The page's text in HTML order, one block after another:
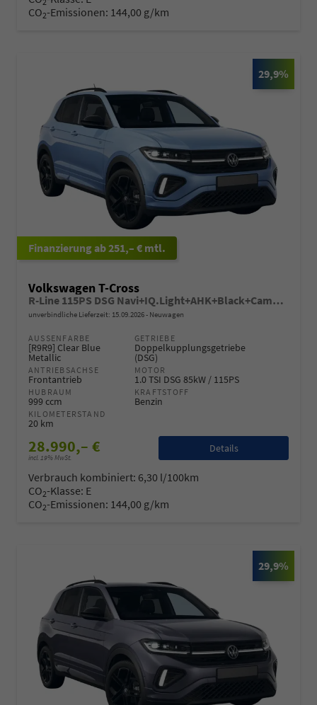
CO2-Emissionen: 144,00 g/km
29,9%
ab 251,– € mtl.
Volkswagen T-Cross
R-Line 115PS DSG Navi+IQ.Light+AHK+Black+Cam+Keyless+Side+Climatronic+Parklenk
unverbindliche Lieferzeit: 15.09.2026 Neuwagen
AUSSENFARBE
[R9R9] Clear Blue
Metallic
GETRIEBE
Doppelkupplungsgetriebe
(DSG)
ANTRIEBSACHSE
Frontantrieb
MOTOR
1.0 TSI DSG 85kW / 115PS
HUBRAUM
999 ccm
KRAFTSTOFF
Benzin
KILOMETERSTAND
20 km
28.990,– €
incl. 19% MwSt.
Details
Verbrauch kombiniert: 6,30 l/100km
CO2-Klasse: E
CO2-Emissionen: 144,00 g/km
29,9%